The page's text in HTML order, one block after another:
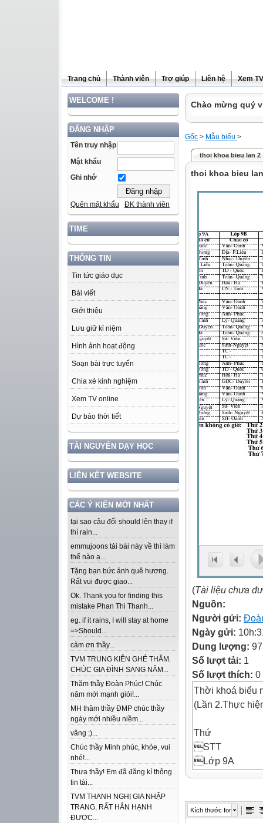
Trang chủ Thành viên Trợ giúp Liên hệ Xem TV
WELCOME !
ĐĂNG NHẬP
Tên truy nhập
Mật khẩu
Ghi nhớ
Quên mật khẩu ĐK thành viên
TIME
THÔNG TIN
Tin tức giáo dục
Bài viết
Giới thiệu
Lưu giữ kỉ niệm
Hình ảnh hoạt động
Soạn bài trực tuyến
Chia xẻ kinh nghiệm
Xem TV online
Dự báo thời tiết
TÀI NGUYÊN DẠY HỌC
LIÊN KẾT WEBSITE
CÁC Ý KIẾN MỚI NHẤT
tại sao câu đổi should lên thay if
thì rain...
emmujoons tải bài này về thì làm
thế nào ạ...
Tặng bạn bức ảnh quê hương.
Rất vui được giao...
Ok. Thank you for finding this
mistake Phan Thi Thanh...
eg. if it rains, I will stay at home
=>Should...
cảm ơn thầy...
TVM TRUNG KIÊN GHÉ THĂM.
CHÚC GIA ĐÌNH SANG NĂM...
Thăm thầy Đoàn Phúc! Chúc
năm mới mạnh giỏi!...
MH thăm thầy ĐMP chúc thầy
ngày mới nhiều niềm...
vâng ;)...
Chúc thầy Minh phúc, khỏe, vui
nhé!...
Thưa thầy! Em đã đăng kí thông
tin tài...
TVM THANH NGHỊ GIA NHẬP
TRANG, RẤT HÂN HẠNH
ĐƯỢC...
Chào mừng quý
Gốc > Mẫu biểu >
thoi khoa bieu lan 2
thoi khoa bieu
(Tài liệu chưa
Nguồn:
Người gửi:
Ngày gửi:
Dung lượng:
Số lượt tải: 1
Số lượt thích: 0
Thời khoá biểu
(Lần 2.Thực
Thứ
STT
Lớp 9A
Lớp 8B
Lớp 8C
Kích thước font